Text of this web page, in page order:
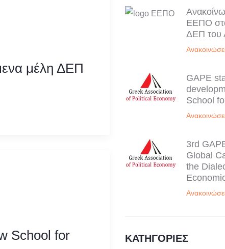
μέλη ΔΕΠ
School for
ΕΕΠΟ
ΔΕΠ
GAPE
School
3rd
Global
the
ΚΑΤΗΓΟΡΊΕΣ